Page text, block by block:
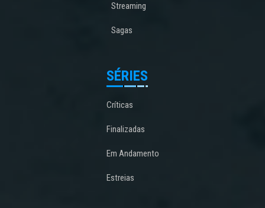
Streaming
Sagas
SÉRIES
Críticas
Finalizadas
Em Andamento
Estreias